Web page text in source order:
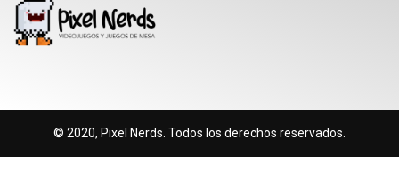
© 2020, Pixel Nerds. Todos los derechos reservados.